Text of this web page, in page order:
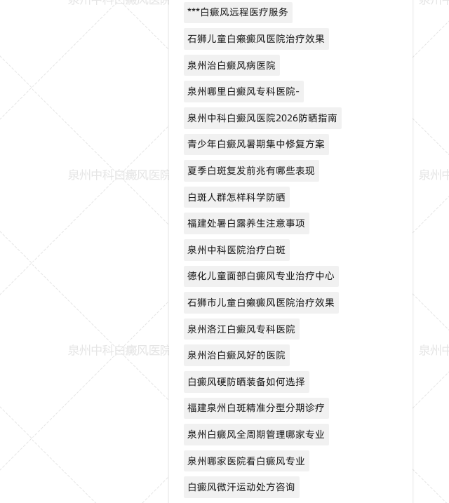
***白癜风远程医疗服务
石狮儿童白癞癜风医院治疗效果
泉州治白癜风病医院
泉州哪里白癜风专科医院-
泉州中科白癜风医院2026防晒指南
青少年白癜风暑期集中修复方案
夏季白斑复发前兆有哪些表现
白斑人群怎样科学防晒
福建处暑白露养生注意事项
泉州中科医院治疗白斑
德化儿童面部白癜风专业治疗中心
石狮市儿童白癞癜风医院治疗效果
泉州洛江白癜风专科医院
泉州治白癜风好的医院
白癜风硬防晒装备如何选择
福建泉州白斑精准分型分期诊疗
泉州白癜风全周期管理哪家专业
泉州哪家医院看白癜风专业
白癜风微汗运动处方咨询